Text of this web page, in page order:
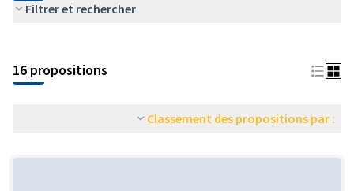
Filtrer et rechercher
+
−
16 propositions
Classement des propositions par :